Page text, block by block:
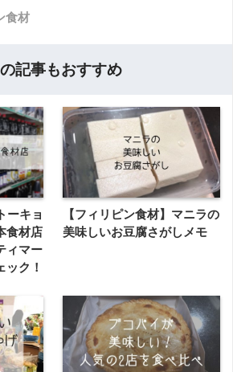
食材
記事もおすすめ
ーキョ
食材店
ィマー
ック！
【フィリピン食材】マニラの
美味しいお豆腐さがしメモ